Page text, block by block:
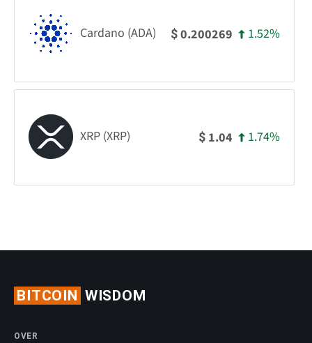
Cardano (ADA) $0.200269 1.52%
XRP (XRP) $ 1.04 1.74%
BITCOIN WISDOM
OVER